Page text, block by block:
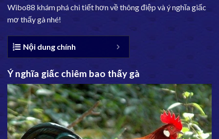
Wibo88 khám phá chi tiết hơn về thông điệp và ý nghĩa giấc
mơ thấy gà nhé!
Nội dung chính
Ý nghĩa giấc chiêm bao thấy gà